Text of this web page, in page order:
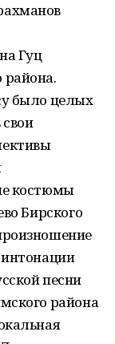
Гуц
района.
было целых
костюмы
Бирского
интонации
песни
района